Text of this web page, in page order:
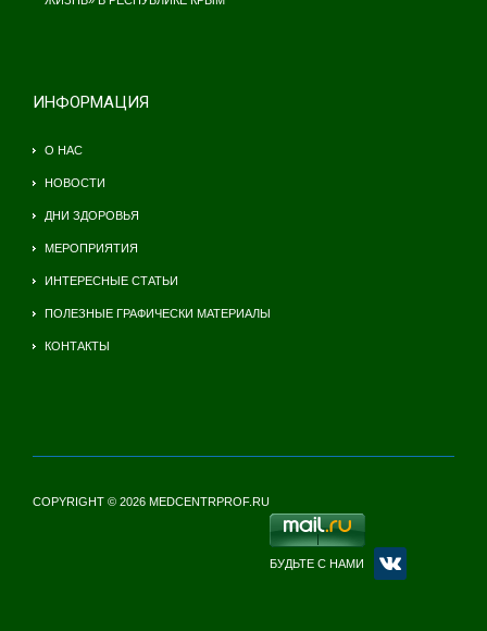
ИНФОРМАЦИЯ
О НАС
НОВОСТИ
ДНИ ЗДОРОВЬЯ
МЕРОПРИЯТИЯ
ИНТЕРЕСНЫЕ СТАТЬИ
ПОЛЕЗНЫЕ ГРАФИЧЕСКИ МАТЕРИАЛЫ
КОНТАКТЫ
COPYRIGHT © 2026 MEDCENTRPROF.RU
БУДЬТЕ С НАМИ